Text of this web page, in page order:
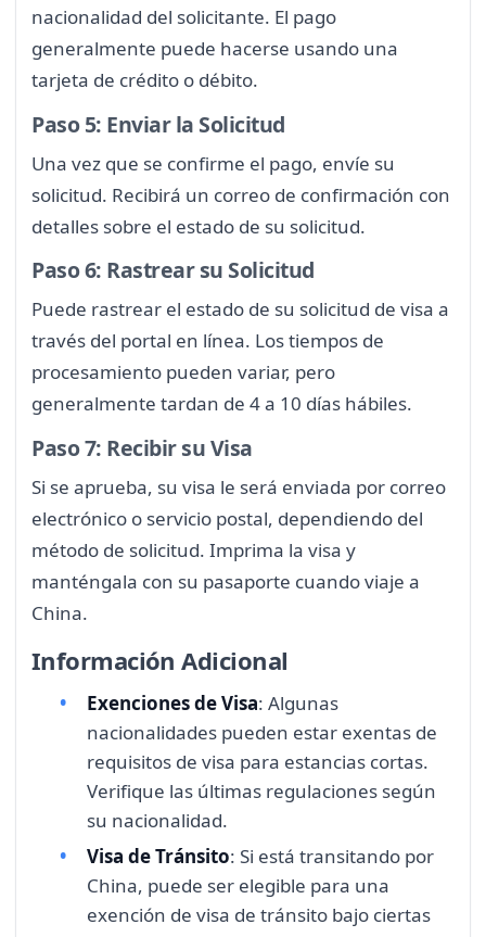
nacionalidad del solicitante. El pago
generalmente puede hacerse usando una
tarjeta de crédito o débito.
Paso 5: Enviar la Solicitud
Una vez que se confirme el pago, envíe su
solicitud. Recibirá un correo de confirmación con
detalles sobre el estado de su solicitud.
Paso 6: Rastrear su Solicitud
Puede rastrear el estado de su solicitud de visa a
través del portal en línea. Los tiempos de
procesamiento pueden variar, pero
generalmente tardan de 4 a 10 días hábiles.
Paso 7: Recibir su Visa
Si se aprueba, su visa le será enviada por correo
electrónico o servicio postal, dependiendo del
método de solicitud. Imprima la visa y
manténgala con su pasaporte cuando viaje a
China.
Información Adicional
Exenciones de Visa: Algunas
nacionalidades pueden estar exentas de
requisitos de visa para estancias cortas.
Verifique las últimas regulaciones según
su nacionalidad.
Visa de Tránsito: Si está transitando por
China, puede ser elegible para una
exención de visa de tránsito bajo ciertas